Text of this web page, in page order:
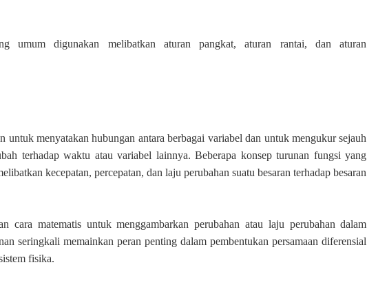
umum digunakan melibatkan aturan pangkat, aturan rantai, dan aturan
untuk menyatakan hubungan antara berbagai variabel dan untuk mengukur sejauh
terhadap waktu atau variabel lainnya. Beberapa konsep turunan fungsi yang
kecepatan, percepatan, dan laju perubahan suatu besaran terhadap besaran
cara matematis untuk menggambarkan perubahan atau laju perubahan dalam
seringkali memainkan peran penting dalam pembentukan persamaan diferensial
fisika.